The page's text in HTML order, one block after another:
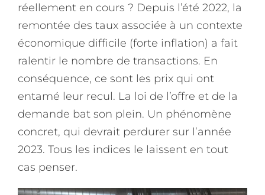
réellement en cours ? Depuis l’été 2022, la
remontée des taux associée à un contexte
économique difficile (forte inflation) a fait
ralentir le nombre de transactions. En
conséquence, ce sont les prix qui ont
entamé leur recul. La loi de l’offre et de la
demande bat son plein. Un phénomène
concret, qui devrait perdurer sur l’année
2023. Tous les indices le laissent en tout
cas penser.